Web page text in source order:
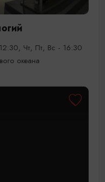
Чт, Пт, Вс - 16:30
океана